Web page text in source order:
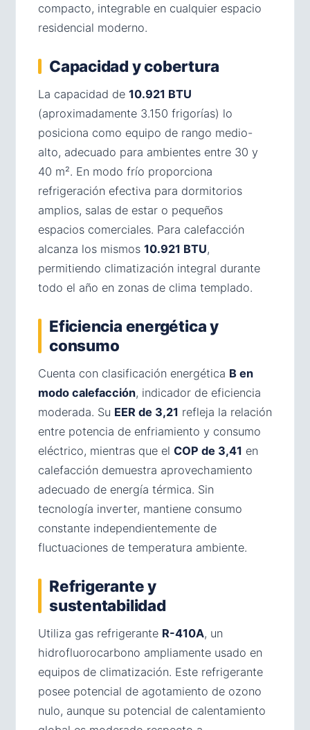
compacto, integrable en cualquier espacio
residencial moderno.
Capacidad y cobertura
La capacidad de 10.921 BTU
(aproximadamente 3.150 frigorías) lo
posiciona como equipo de rango medio-
alto, adecuado para ambientes entre 30 y
40 m². En modo frío proporciona
refrigeración efectiva para dormitorios
amplios, salas de estar o pequeños
espacios comerciales. Para calefacción
alcanza los mismos 10.921 BTU,
permitiendo climatización integral durante
todo el año en zonas de clima templado.
Eficiencia energética y
consumo
Cuenta con clasificación energética B en
modo calefacción, indicador de eficiencia
moderada. Su EER de 3,21 refleja la relación
entre potencia de enfriamiento y consumo
eléctrico, mientras que el COP de 3,41 en
calefacción demuestra aprovechamiento
adecuado de energía térmica. Sin
tecnología inverter, mantiene consumo
constante independientemente de
fluctuaciones de temperatura ambiente.
Refrigerante y
sustentabilidad
Utiliza gas refrigerante R-410A, un
hidrofluorocarbono ampliamente usado en
equipos de climatización. Este refrigerante
posee potencial de agotamiento de ozono
nulo, aunque su potencial de calentamiento